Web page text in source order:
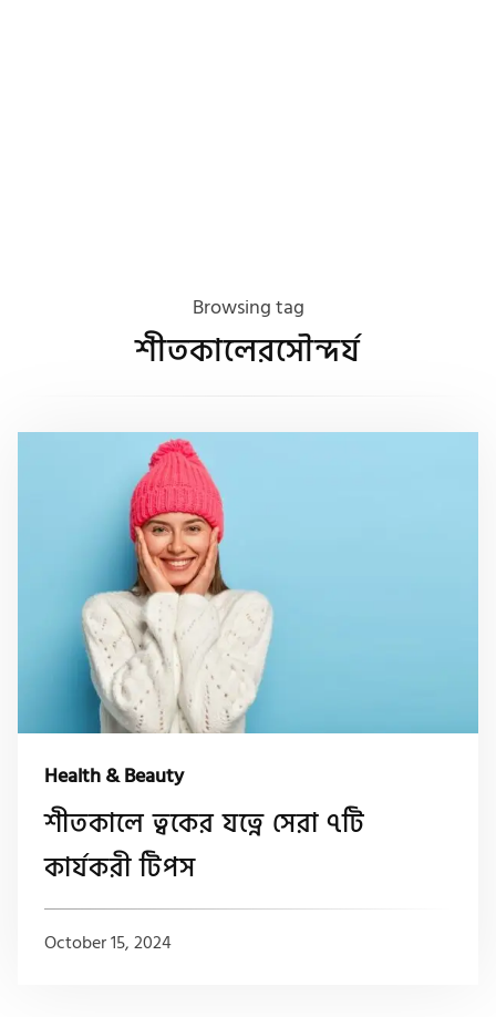
Browsing tag
শীতকালেরসৌন্দর্য
Health & Beauty
শীতকালে ত্বকের যত্নে সেরা ৭টি
কার্যকরী টিপস
October 15, 2024